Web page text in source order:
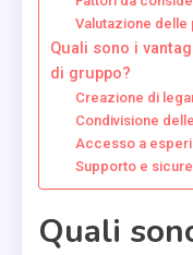
Valutazione
Quali sono i
di gruppo?
Creazione di
Condivisione
Accesso a
Supporto e
Quali